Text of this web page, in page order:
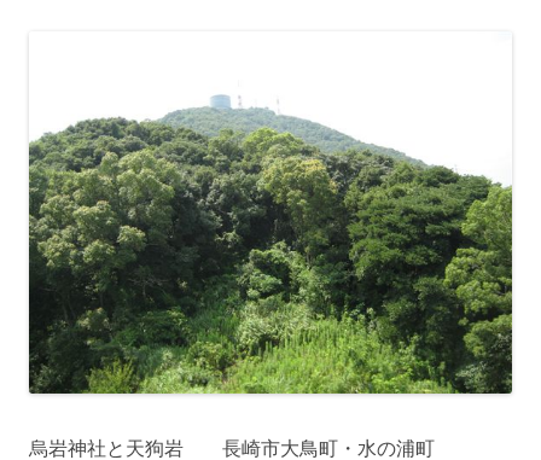
烏岩神社と天狗岩 長崎市大鳥町・水の浦町